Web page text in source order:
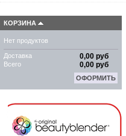
КОРЗИНА
Нет продуктов
Доставка 0,00 руб
Всего 0,00 руб
ОФОРМИТЬ